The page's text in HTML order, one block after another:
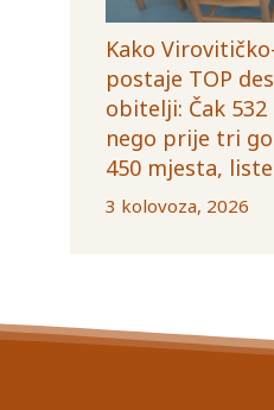
Kako
postaje TOP
obitelji: Čak
nego prije tri
450 mjesta,
3 kolovoza, 2026